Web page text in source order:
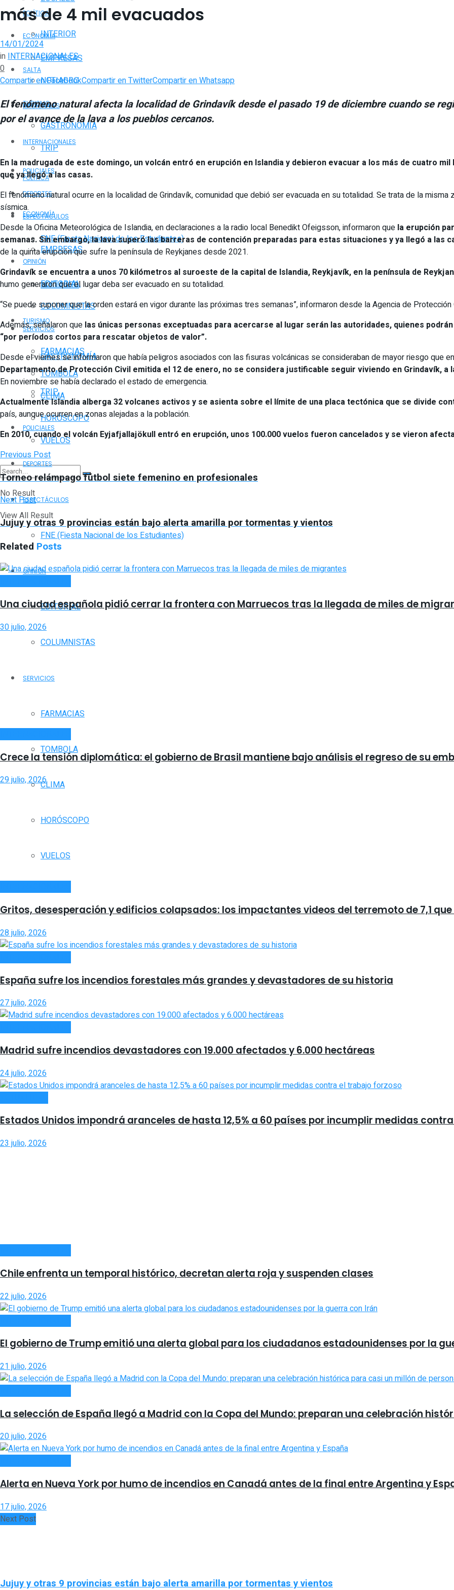
POLÍTICA
ECONOMÍA
EMPRESAS
NOTIAGRO
TURISMO
GASTRONOMÍA
TRIP
POLICIALES
DEPORTES
ESPECTÁCULOS
FNE (Fiesta Nacional de los Estudiantes)
OPINIÓN
EDITORIAL
COLUMNISTAS
SERVICIOS
FARMACIAS
TOMBOLA
CLIMA
HORÓSCOPO
VUELOS
No Result
View All Result
INTERIOR
SALTA
NACIONALES
INTERNACIONALES
POLÍTICA
ECONOMÍA
EMPRESAS
NOTIAGRO
TURISMO
GASTRONOMÍA
TRIP
POLICIALES
DEPORTES
ESPECTÁCULOS
FNE (Fiesta Nacional de los Estudiantes)
OPINIÓN
EDITORIAL
COLUMNISTAS
SERVICIOS
FARMACIAS
TOMBOLA
CLIMA
HORÓSCOPO
VUELOS
más de 4 mil evacuados
14/01/2024
inINTERNACIONALES
0
Compartir en FacebookCompartir en TwitterCompartir en Whatsapp
El fenómeno natural afecta la localidad de Grindavík desde el pasado 19 de diciembre cuando se
por el avance de la lava a los pueblos cercanos.
En la madrugada de este domingo, un volcán entró en erupción en Islandia y debieron evacuar a los más de cuatro
que ya llegó a las casas.
El fenómeno natural ocurre en la localidad de Grindavík, comunidad que debió ser evacuada en su totalidad. Se trata de la
sísmica.
Desde la Oficina Meteorológica de Islandia, en declaraciones a la radio local Benedikt Ofeigsson, informaron que la erupción
semanas. Sin embargo, la lava superó las barreras de contención preparadas para estas situaciones y ya llegó a las
de la quinta erupción que sufre la península de Reykjanes desde 2021.
Grindavík se encuentra a unos 70 kilómetros al suroeste de la capital de Islandia, Reykjavík, en la península de
humo generaron que el lugar deba ser evacuado en su totalidad.
“Se puede suponer que la orden estará en vigor durante las próximas tres semanas”, informaron desde la Agencia de
Además, señalaron que las únicas personas exceptuadas para acercarse al lugar serán las autoridades, quienes
“por períodos cortos para rescatar objetos de valor”.
Desde el viernes se informaron que había peligros asociados con las fisuras volcánicas se consideraban de mayor riesgo que
Departamento de Protección Civil emitida el 12 de enero, no se considera justificable seguir viviendo en Grindavík,
En noviembre se había declarado el estado de emergencia.
Actualmente Islandia alberga 32 volcanes activos y se asienta sobre el límite de una placa tectónica que se divide
país, aunque ocurren en zonas alejadas a la población.
En 2010, cuando el volcán Eyjafjallajökull entró en erupción, unos 100.000 vuelos fueron cancelados y se vieron
Previous Post
Torneo relámpago fútbol siete femenino en profesionales
Next Post
Jujuy y otras 9 provincias están bajo alerta amarilla por tormentas y vientos
Related Posts
Una ciudad española pidió cerrar la frontera con Marruecos tras la llegada de miles de
30 julio, 2026
Crece la tensión diplomática: el gobierno de Brasil mantiene bajo análisis el regreso de su
29 julio, 2026
Gritos, desesperación y edificios colapsados: los impactantes videos del terremoto de 7,1
28 julio, 2026
España sufre los incendios forestales más grandes y devastadores de su historia
27 julio, 2026
Madrid sufre incendios devastadores con 19.000 afectados y 6.000 hectáreas
24 julio, 2026
Estados Unidos impondrá aranceles de hasta 12,5% a 60 países por incumplir medidas
23 julio, 2026
Chile enfrenta un temporal histórico, decretan alerta roja y suspenden clases
22 julio, 2026
El gobierno de Trump emitió una alerta global para los ciudadanos estadounidenses por la
21 julio, 2026
La selección de España llegó a Madrid con la Copa del Mundo: preparan una celebración
20 julio, 2026
Alerta en Nueva York por humo de incendios en Canadá antes de la final entre Argentina y
17 julio, 2026
Next Post
Jujuy y otras 9 provincias están bajo alerta amarilla por tormentas y vientos